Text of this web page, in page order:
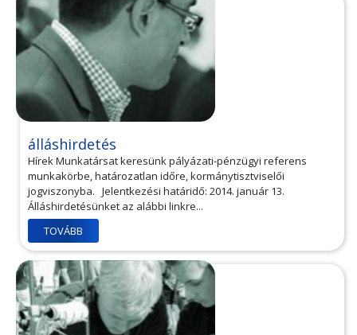
álláshirdetés
Hírek Munkatársat keresünk pályázati-pénzügyi referens
munkakörbe, határozatlan időre, kormánytisztviselői
jogviszonyba. Jelentkezési határidő: 2014. január 13.
Álláshirdetésünket az alábbi linkre...
TOVÁBB